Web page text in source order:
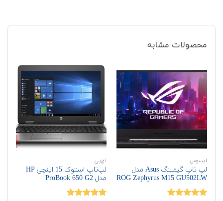
محصولات مشابه
ایسوس
لپ تاپ گیمینگ Asus مدل
ROG Zephyrus M15 ‎GU502LW
اچ‌پی
لپ‌تاپ استوک 15 اینچی HP
مدل ProBook 650 G2